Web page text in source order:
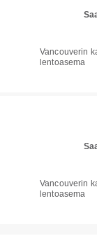
Vancouverin
lentoasema
Vancouverin
lentoasema